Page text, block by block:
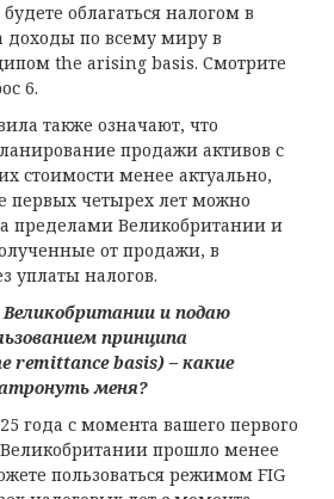
облагаться налогом в
доходы по всему миру в
the arising basis. Смотрите
6.
также означают, что
продажи активов с
стоимости менее актуально,
первых четырех лет можно
пределами Великобритании и
от продажи, в
уплаты налогов.
Великобритании и подаю
принципа
remittance basis) – какие
меня?
года с момента вашего первого
прошло менее
пользоваться режимом FIG